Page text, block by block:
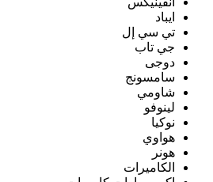
ايباد
تي سي إل
جي تاب
دوجى
سامسونج
شاومي
لينوفو
نوكيا
هواوي
هونر
الكاميرات